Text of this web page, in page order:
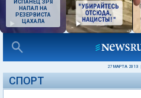
ИСПАНЕЦ ЗРЯ
НАПАЛ НА
РЕЗЕРВИСТА
ЦАХАЛА
27 МАРТА 2013
СПОРТ